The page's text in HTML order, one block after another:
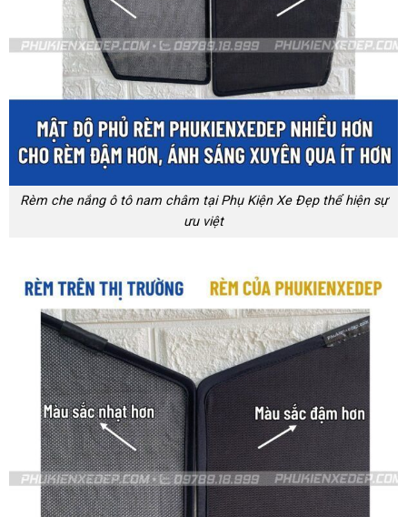
Rèm che nắng ô tô nam châm tại Phụ Kiện Xe Đẹp thể hiện sự
ưu việt